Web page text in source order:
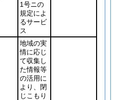
1号ニの
規定によ
るサービ
ス
地域の実
情に応じ
て収集し
た情報等
の活用に
より、閉
じこもり